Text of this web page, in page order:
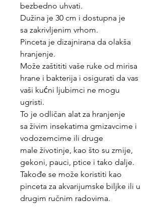
bezbedno uhvati.
Dužina je 30 cm i dostupna je
sa zakrivljenim vrhom.
Pinceta je dizajnirana da olakša
hranjenje.
Može zaštititi vaše ruke od mirisa
hrane i bakterija i osigurati da vas
vaši kućni ljubimci ne mogu
ugristi.
To je odličan alat za hranjenje
sa živim insekatima gmizavcime i
vodozemcime ili druge
male životinje, kao što su zmije,
gekoni, pauci, ptice i tako dalje.
Takođe se može koristiti kao
pinceta za akvarijumske biljke ili u
drugim ručnim radovima.